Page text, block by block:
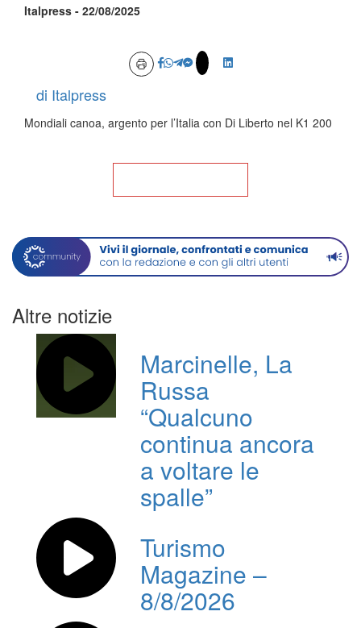
Italpress - 22/08/2025
di Italpress
Mondiali canoa, argento per l’Italia con Di Liberto nel K1 200
Altre notizie
Marcinelle, La
Russa
“Qualcuno
continua ancora
a voltare le
spalle”
Turismo
Magazine –
8/8/2026